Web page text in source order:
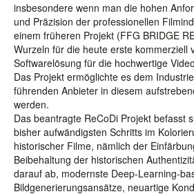
insbesondere wenn man die hohen
und Präzision der professionellen
einem früheren Projekt (FFG BRIDGE
Wurzeln für die heute erste kommerziell
Softwarelösung für die hochwertige
Das Projekt ermöglichte es dem
führenden Anbieter in diesem
werden.
Das beantragte ReCoDi Projekt befasst
bisher aufwändigsten Schritts im
historischer Filme, nämlich der
Beibehaltung der historischen
darauf ab, modernste Deep-Learning-
Bildgenerierungsansätze, neuartige